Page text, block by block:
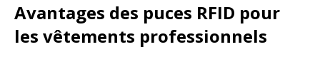
Avantages des puces RFID pour
les vêtements professionnels